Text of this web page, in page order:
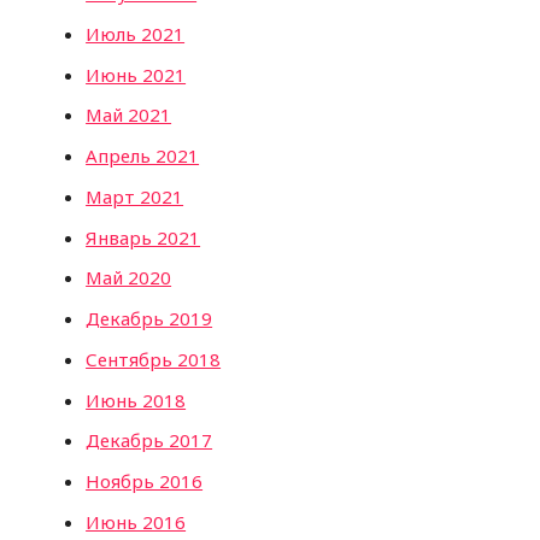
Июль 2021
Июнь 2021
Май 2021
Апрель 2021
Март 2021
Январь 2021
Май 2020
Декабрь 2019
Сентябрь 2018
Июнь 2018
Декабрь 2017
Ноябрь 2016
Июнь 2016